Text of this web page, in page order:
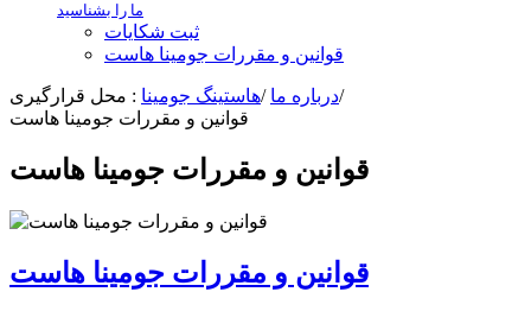
ما را بشناسید
ثبت شکایات
قوانین و مقررات جومینا هاست
محل قرارگیری : هاستینگ جومینا/ درباره ما/
قوانین و مقررات جومینا هاست
قوانین و مقررات جومینا هاست
قوانین و مقررات جومینا هاست